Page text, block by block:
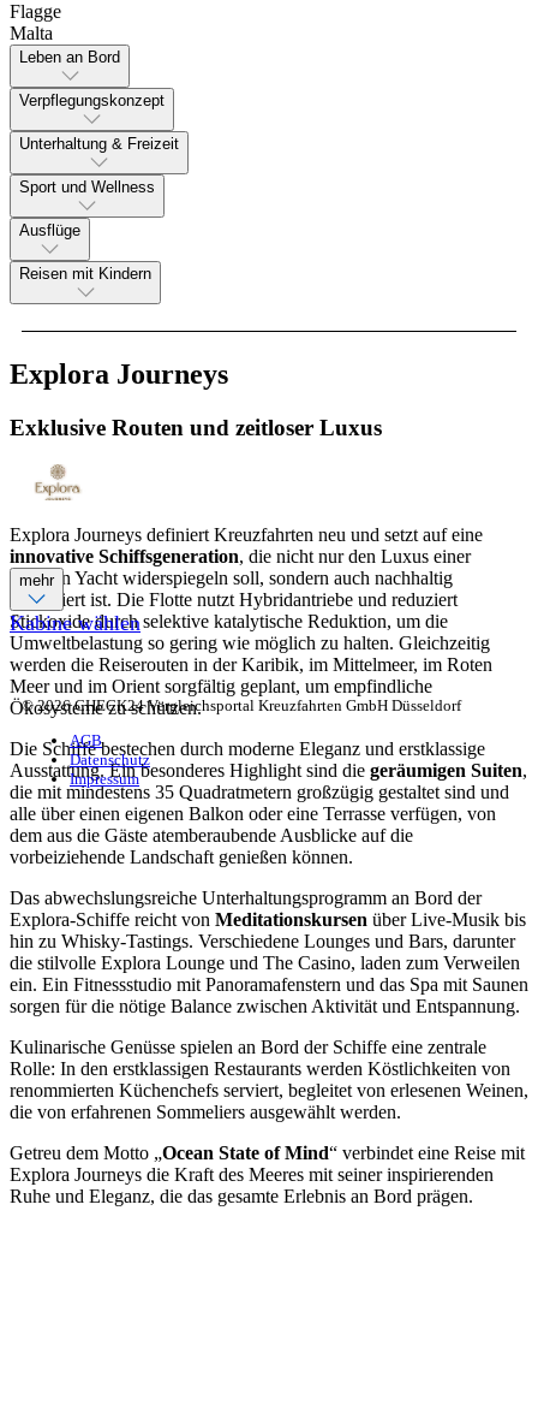
Flagge
Malta
Leben an Bord
Verpflegungskonzept
Unterhaltung & Freizeit
Sport und Wellness
Ausflüge
Reisen mit Kindern
Explora Journeys
Exklusive Routen und zeitloser Luxus
Explora Journeys definiert Kreuzfahrten neu und setzt auf eine
innovative Schiffsgeneration, die nicht nur den Luxus einer
privaten Yacht widerspiegeln soll, sondern auch nachhaltig
konzipiert ist. Die Flotte nutzt Hybridantriebe und reduziert
Stickoxide durch selektive katalytische Reduktion, um die
Umweltbelastung so gering wie möglich zu halten. Gleichzeitig
werden die Reiserouten in der Karibik, im Mittelmeer, im Roten
Meer und im Orient sorgfältig geplant, um empfindliche
Ökosysteme zu schützen.
Die Schiffe bestechen durch moderne Eleganz und erstklassige
Ausstattung. Ein besonderes Highlight sind die geräumigen Suiten,
die mit mindestens 35 Quadratmetern großzügig gestaltet sind und
alle über einen eigenen Balkon oder eine Terrasse verfügen, von
dem aus die Gäste atemberaubende Ausblicke auf die
vorbeiziehende Landschaft genießen können.
Das abwechslungsreiche Unterhaltungsprogramm an Bord der
Explora-Schiffe reicht von Meditationskursen über Live-Musik bis
hin zu Whisky-Tastings. Verschiedene Lounges und Bars, darunter
die stilvolle Explora Lounge und The Casino, laden zum Verweilen
ein. Ein Fitnessstudio mit Panoramafenstern und das Spa mit Saunen
sorgen für die nötige Balance zwischen Aktivität und Entspannung.
Kulinarische Genüsse spielen an Bord der Schiffe eine zentrale
Rolle: In den erstklassigen Restaurants werden Köstlichkeiten von
renommierten Küchenchefs serviert, begleitet von erlesenen Weinen,
die von erfahrenen Sommeliers ausgewählt werden.
Getreu dem Motto „Ocean State of Mind“ verbindet eine Reise mit
Explora Journeys die Kraft des Meeres mit seiner inspirierenden
Ruhe und Eleganz, die das gesamte Erlebnis an Bord prägen.
mehr
Kabine wählen
© 2026 CHECK24 Vergleichsportal Kreuzfahrten GmbH Düsseldorf
AGB
Datenschutz
Impressum